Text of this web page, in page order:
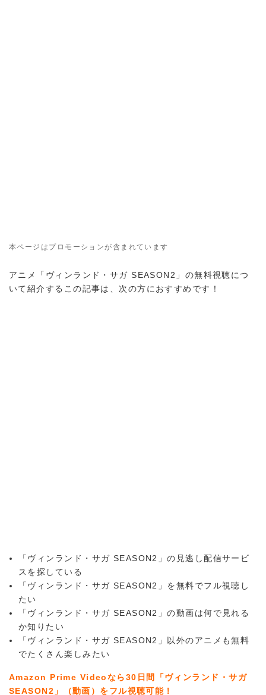
本ページはプロモーションが含まれています
アニメ「ヴィンランド・サガ SEASON2」の無料視聴につ
いて紹介するこの記事は、次の方におすすめです！
「ヴィンランド・サガ SEASON2」の見逃し配信サービ
スを探している
「ヴィンランド・サガ SEASON2」を無料でフル視聴し
たい
「ヴィンランド・サガ SEASON2」の動画は何で見れる
か知りたい
「ヴィンランド・サガ SEASON2」以外のアニメも無料
でたくさん楽しみたい
Amazon Prime Videoなら30日間「ヴィンランド・サガ
SEASON2」（動画）をフル視聴可能！